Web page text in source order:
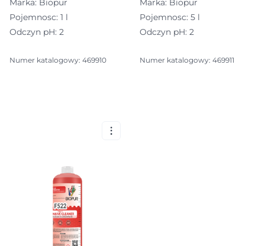
Marka: Biopur
Pojemnosc: 1 l
Odczyn pH: 2
Numer katalogowy: 469910
Marka: Biopur
Pojemnosc: 5 l
Odczyn pH: 2
Numer katalogowy: 469911